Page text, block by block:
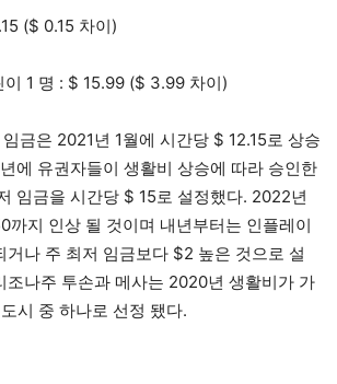
($ 0.15 차이)
1 명 : $ 15.99 ($ ​​3.99 차이)
금은 2021년 1월에 시간당 $ 12.15로 상승
에 유권자들이 생활비 상승에 따라 승인한
임금을 시간당 $ 15로 설정했다. 2022년
까지 인상 될 것이며 내년부터는 인플레이
거나 주 최저 임금보다 $2 높은 것으로 설
조나주 투손과 메사는 2020년 생활비가 가
시 중 하나로 선정 됐다.